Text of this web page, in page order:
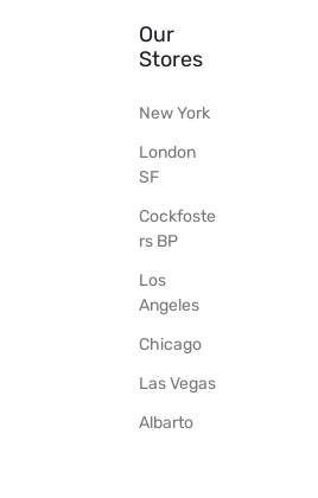
Our
Stores
New York
London
SF
Cockfoste
rs BP
Los
Angeles
Chicago
Las Vegas
Albarto